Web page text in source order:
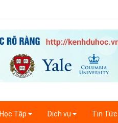
Học Tập Dịch vụ Tin Tức